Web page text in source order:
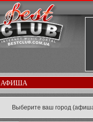
АФИША
Выберите ваш город